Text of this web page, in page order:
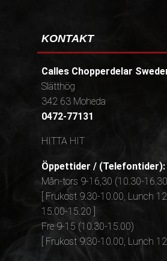
KONTAKT
Calles Chopperdelar
Slätthög
342 63 Moheda
0472-77131
HITTA HIT
Öppettider / (Telefontider):
Mån-tors 9-16,30 (10.30-
[ Frukost 9.30-10.00, Lunch
15.00-15.20 ]
Fre 9-15 (10.30-15.00)
[ Frukost 9.30-10.00, Lunch